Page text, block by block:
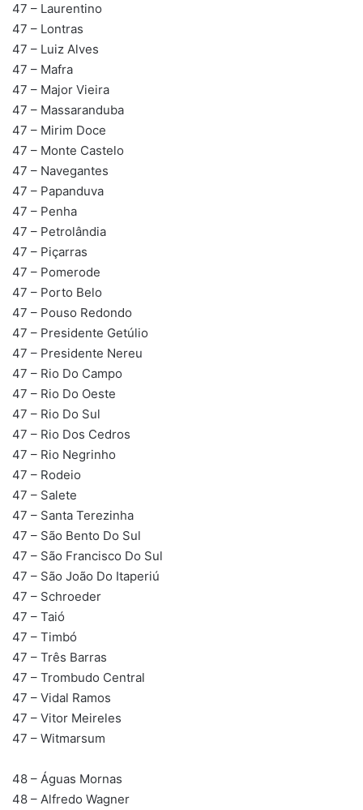
47 – Laurentino
47 – Lontras
47 – Luiz Alves
47 – Mafra
47 – Major Vieira
47 – Massaranduba
47 – Mirim Doce
47 – Monte Castelo
47 – Navegantes
47 – Papanduva
47 – Penha
47 – Petrolândia
47 – Piçarras
47 – Pomerode
47 – Porto Belo
47 – Pouso Redondo
47 – Presidente Getúlio
47 – Presidente Nereu
47 – Rio Do Campo
47 – Rio Do Oeste
47 – Rio Do Sul
47 – Rio Dos Cedros
47 – Rio Negrinho
47 – Rodeio
47 – Salete
47 – Santa Terezinha
47 – São Bento Do Sul
47 – São Francisco Do Sul
47 – São João Do Itaperiú
47 – Schroeder
47 – Taió
47 – Timbó
47 – Três Barras
47 – Trombudo Central
47 – Vidal Ramos
47 – Vitor Meireles
47 – Witmarsum
48 – Águas Mornas
48 – Alfredo Wagner